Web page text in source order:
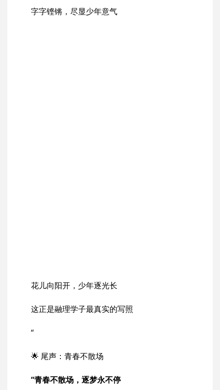
字字铿锵，尽显少年意气
花儿向阳开，少年逐光长
这正是融理学子最真实的写照
“
🌟 尾声：青春不散场
“青春不散场，逐梦永不停